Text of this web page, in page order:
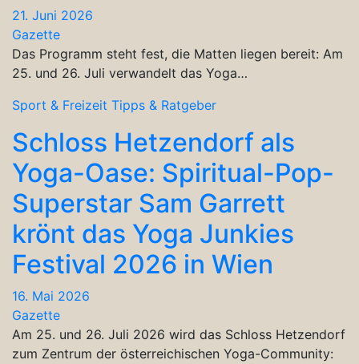
21. Juni 2026
Gazette
Das Programm steht fest, die Matten liegen bereit: Am
25. und 26. Juli verwandelt das Yoga…
Sport & Freizeit Tipps & Ratgeber
Schloss Hetzendorf als
Yoga-Oase: Spiritual-Pop-
Superstar Sam Garrett
krönt das Yoga Junkies
Festival 2026 in Wien
16. Mai 2026
Gazette
Am 25. und 26. Juli 2026 wird das Schloss Hetzendorf
zum Zentrum der österreichischen Yoga-Community: